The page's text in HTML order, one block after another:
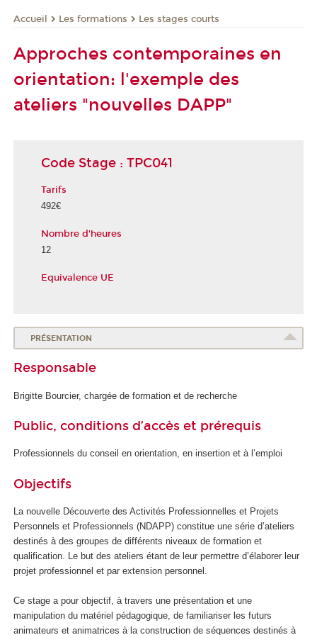
Accueil Les formations Les stages courts
Approches contemporaines en
orientation: l'exemple des
ateliers "nouvelles DAPP"
Code Stage : TPC041
Tarifs
492€
Nombre d'heures
12
Equivalence UE
PRÉSENTATION
Responsable
Brigitte Bourcier, chargée de formation et de recherche
Public, conditions d’accès et prérequis
Professionnels du conseil en orientation, en insertion et à l’emploi
Objectifs
La nouvelle Découverte des Activités Professionnelles et Projets
Personnels et Professionnels (NDAPP) constitue une série d’ateliers
destinés à des groupes de différents niveaux de formation et
qualification. Le but des ateliers étant de leur permettre d’élaborer leur
projet professionnel et par extension personnel.
Ce stage a pour objectif, à travers une présentation et une
manipulation du matériel pédagogique, de familiariser les futurs
animateurs et animatrices à la construction de séquences destinés à